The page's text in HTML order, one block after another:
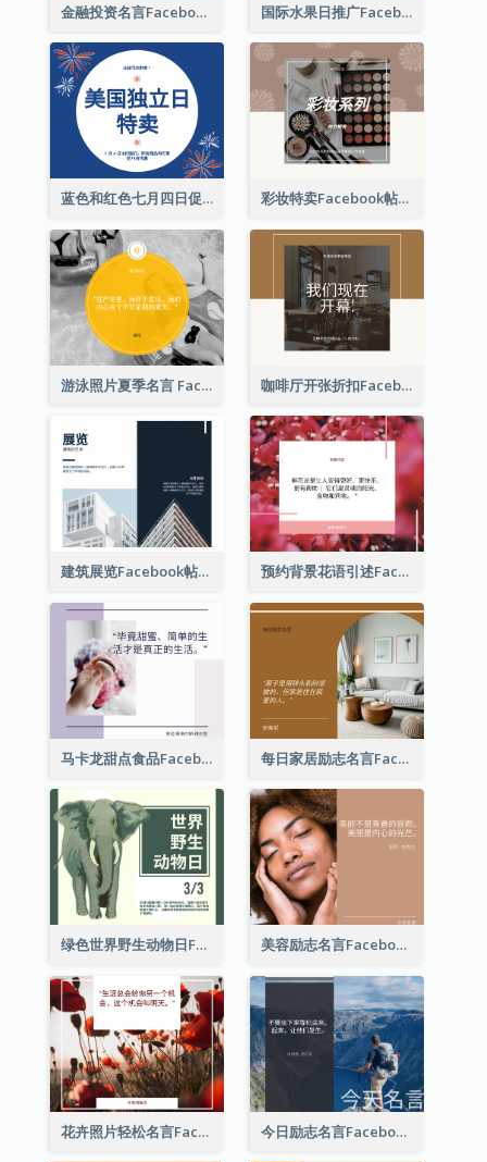
金融投资名言Facebook帖子 国际水果日推广Facebook帖子
蓝色和红色七月四日促销 Facebook 帖子 彩妆特卖Facebook帖子
游泳照片夏季名言 Facebook 帖子 咖啡厅开张折扣Facebook帖子
建筑展览Facebook帖子 预约背景花语引述Facebook帖子
马卡龙甜点食品Facebook帖子 每日家居励志名言Facebook帖子
绿色世界野生动物日Facebook帖子 美容励志名言Facebook帖子
花卉照片轻松名言Facebook帖子 今日励志名言Facebook帖子